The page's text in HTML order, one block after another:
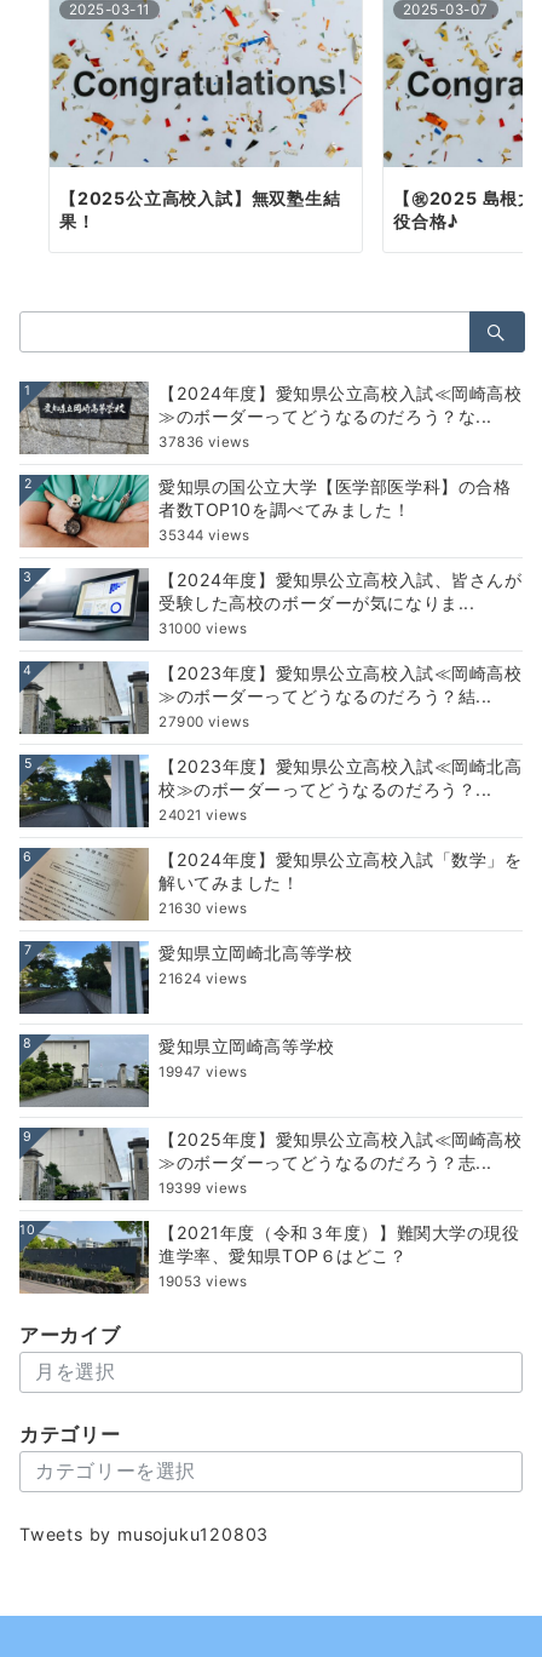
2025-03-11
【2025公立高校入試】無双塾生結
果！
2025-03-07
【㊗2025 島根
役合格♪
索：
1
【2024年度】愛知県公立高校入試≪岡崎高校
≫のボーダーってどうなるのだろう？な...
37836 views
2
愛知県の国公立大学【医学部医学科】の合格
者数TOP10を調べてみました！
35344 views
3
【2024年度】愛知県公立高校入試、皆さんが
受験した高校のボーダーが気になりま...
31000 views
4
【2023年度】愛知県公立高校入試≪岡崎高校
≫のボーダーってどうなるのだろう？結...
27900 views
5
【2023年度】愛知県公立高校入試≪岡崎北高
校≫のボーダーってどうなるのだろう？...
24021 views
6
【2024年度】愛知県公立高校入試「数学」を
解いてみました！
21630 views
7 愛知県立岡崎北高等学校
21624 views
8 愛知県立岡崎高等学校
19947 views
9
【2025年度】愛知県公立高校入試≪岡崎高校
≫のボーダーってどうなるのだろう？志...
19399 views
10
【2021年度（令和３年度）】難関大学の現役
進学率、愛知県TOP６はどこ？
19053 views
アーカイブ
ー
イ
カテゴリー
テ
リ
Tweets by musojuku120803